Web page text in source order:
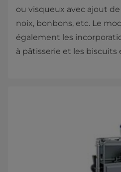
ou visqueux avec ajout
noix, bonbons, etc. Le
également les
à pâtisserie et les biscuits